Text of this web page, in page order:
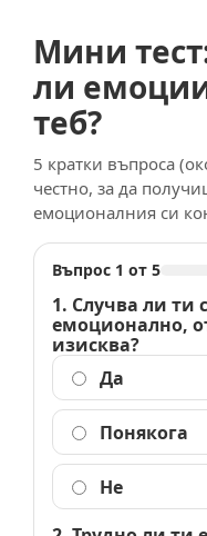
Мини
ли
теб?
5 кратки въпроса
честно, за да
емоционалния си
Въпрос 1 от 5
1. Случва ли ти
емоционално,
изисква?
Да
Понякога
Не